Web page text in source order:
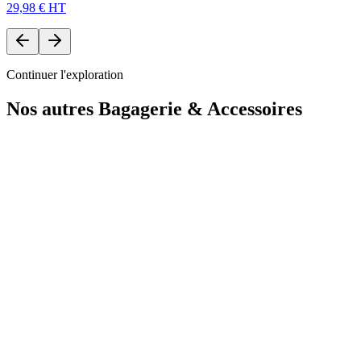
29,98 € HT
Continuer l'exploration
Nos autres Bagagerie & Accessoires